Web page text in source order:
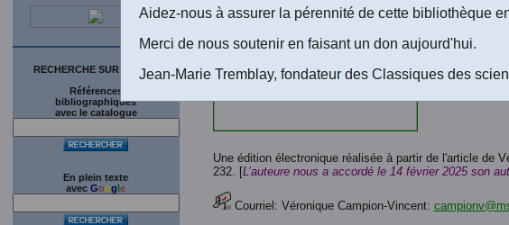
RECHERCHE SUR LE SITE
Références
bibliographiques
avec le catalogue
En plein texte
avec Google
Une édition électronique réalisée à partir de l'article de
232. [L’auteure nous a accordé le 14 février 2025 son
Courriel: Véronique Campion-Vincent:
Aidez-nous à assurer la pérennité de cette bibliothèque
Merci de nous soutenir en faisant un don aujourd'hui.
Jean-Marie Tremblay, fondateur des Classiques des